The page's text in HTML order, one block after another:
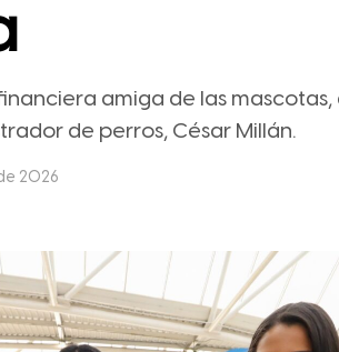
amiga de las
de perros, César Millán.
2026